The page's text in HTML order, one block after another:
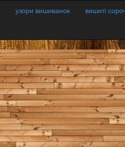
узори вишиванок вишиті